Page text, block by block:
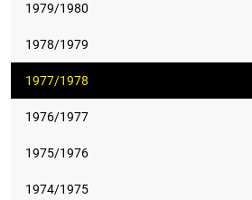
1979/1980
1978/1979
1977/1978
1976/1977
1975/1976
1974/1975